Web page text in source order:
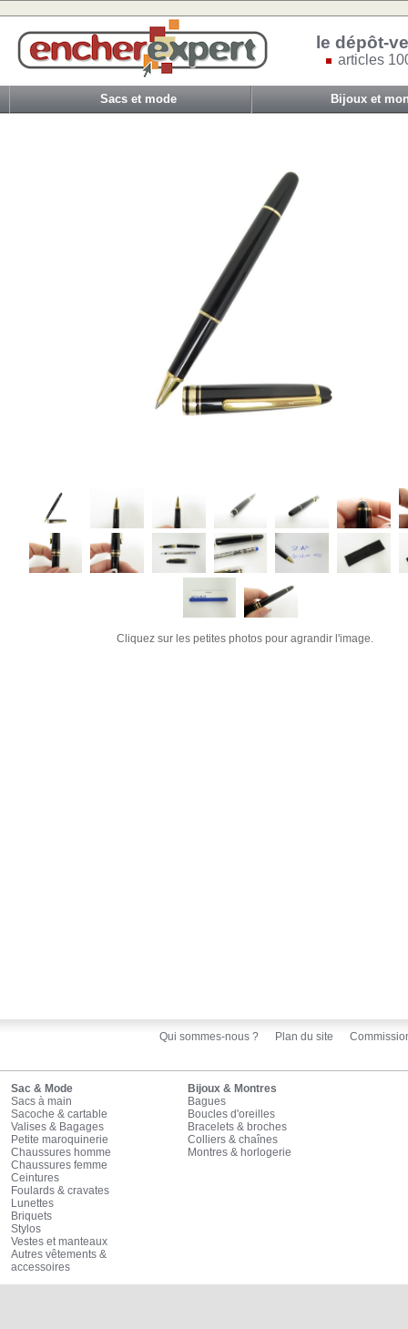
le dépôt-
articles
Sacs et mode Bijoux et
Cliquez sur les petites photos pour agrandir l'image.
Qui sommes-nous ? Plan du site
Sac & Mode
Sacs à main
Sacoche & cartable
Valises & Bagages
Petite maroquinerie
Chaussures homme
Chaussures femme
Ceintures
Foulards & cravates
Lunettes
Briquets
Stylos
Vestes et manteaux
Autres vêtements &
accessoires
Bijoux & Montres
Bagues
Boucles d'oreilles
Bracelets & broches
Colliers & chaînes
Montres & horlogerie